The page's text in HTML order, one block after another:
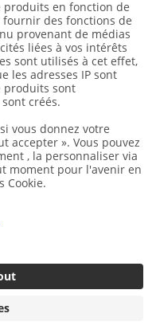
légales
des cookies
grands groupes